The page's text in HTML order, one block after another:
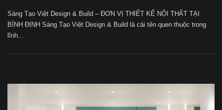
Sáng Tạo Việt Design & Build – ĐƠN VỊ THIẾT KẾ NỘI THẤT TẠI
BÌNH ĐỊNH Sáng Tạo Việt Design & Build là cái tên quen thuộc trong
lĩnh...